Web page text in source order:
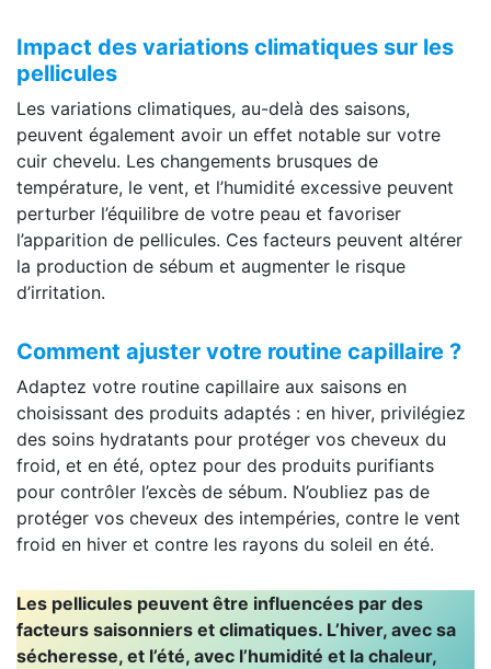
Impact des variations climatiques sur les
pellicules
Les variations climatiques, au-delà des saisons,
peuvent également avoir un effet notable sur votre
cuir chevelu. Les changements brusques de
température, le vent, et l’humidité excessive peuvent
perturber l’équilibre de votre peau et favoriser
l’apparition de pellicules. Ces facteurs peuvent altérer
la production de sébum et augmenter le risque
d’irritation.
Comment ajuster votre routine capillaire ?
Adaptez votre routine capillaire aux saisons en
choisissant des produits adaptés : en hiver, privilégiez
des soins hydratants pour protéger vos cheveux du
froid, et en été, optez pour des produits purifiants
pour contrôler l’excès de sébum. N’oubliez pas de
protéger vos cheveux des intempéries, contre le vent
froid en hiver et contre les rayons du soleil en été.
Les pellicules peuvent être influencées par des
facteurs saisonniers et climatiques. L’hiver, avec sa
sécheresse, et l’été, avec l’humidité et la chaleur,